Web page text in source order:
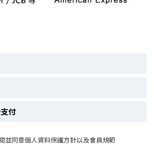
付
並同意個人資料保護方針以及會員規範